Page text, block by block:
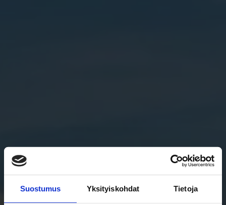
Suostumus Yksityiskohdat Tietoja